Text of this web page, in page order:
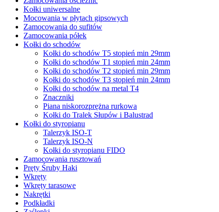
Kołki uniwersalne
Mocowania w płytach gipsowych
Zamocowania do sufitów
Zamocowania półek
Kołki do schodów
Kołki do schodów T5 stopień min 29mm
Kołki do schodów T1 stopień min 24mm
Kołki do schodów T2 stopień min 29mm
Kołki do schodów T3 stopień min 24mm
Kołki do schodów na metal T4
Znaczniki
Piana niskorozprężna rurkowa
Kołki do Tralek Słupów i Balustrad
Kołki do styropianu
Talerzyk ISO-T
Talerzyk ISO-N
Kołki do styropianu FIDO
Zamocowania rusztowań
Pręty Śruby Haki
Wkręty
Wkręty tarasowe
Nakrętki
Podkładki